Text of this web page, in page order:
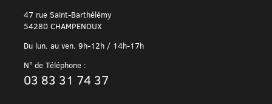
47 rue Saint-Barthélémy
54280 CHAMPENOUX
Du lun. au ven. 9h-12h / 14h-17h
N° de Téléphone :
03 83 31 74 37